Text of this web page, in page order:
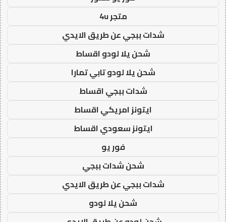
متجر 4u
شدات ببجي عن طريق الايدي
شحن يلا لودو اقساط
شحن يلا لودو تابي تمارا
شدات ببجي اقساط
ايتونز امريكي اقساط
ايتونز سعودي اقساط
فور يو
شحن شدات ببجي
شدات ببجي عن طريق الايدي
شحن يلا لودو